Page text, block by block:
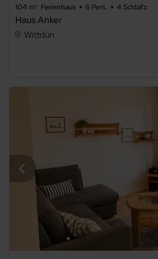
104 m² Ferienhaus 6 Pers. 4 Schlafz.
Haus Anker
Wittdün